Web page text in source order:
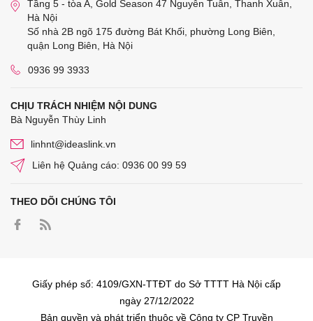
Tầng 5 - tòa A, Gold Season 47 Nguyễn Tuân, Thanh Xuân,
Hà Nội
Số nhà 2B ngõ 175 đường Bát Khối, phường Long Biên,
quận Long Biên, Hà Nội
0936 99 3933
CHỊU TRÁCH NHIỆM NỘI DUNG
Bà Nguyễn Thùy Linh
linhnt@ideaslink.vn
Liên hệ Quảng cáo: 0936 00 99 59
THEO DÕI CHÚNG TÔI
Giấy phép số: 4109/GXN-TTĐT do Sở TTTT Hà Nội cấp
ngày 27/12/2022
Bản quyền và phát triển thuộc về Công ty CP Truyền